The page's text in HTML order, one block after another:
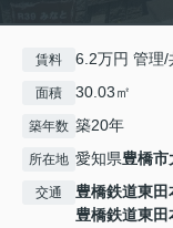
賃料 6.2万円 管理/
面積 30.03㎡
築年数 築20年
所在地 愛知県豊橋市
交通 豊橋鉄道東田
豊橋鉄道東田